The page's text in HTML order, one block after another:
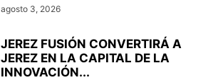
agosto 3, 2026
JEREZ FUSIÓN CONVERTIRÁ A
JEREZ EN LA CAPITAL DE LA
INNOVACIÓN...